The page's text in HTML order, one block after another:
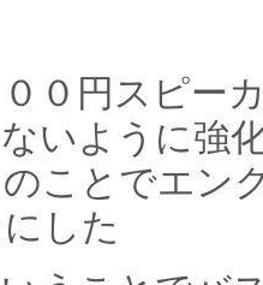
０円スピー
いように強
ことでエン
した